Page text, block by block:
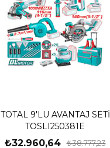
TOTAL 9'LU AVANTAJ SETİ
TOSLI250381E
₺32.960,64 ₺38.777,23